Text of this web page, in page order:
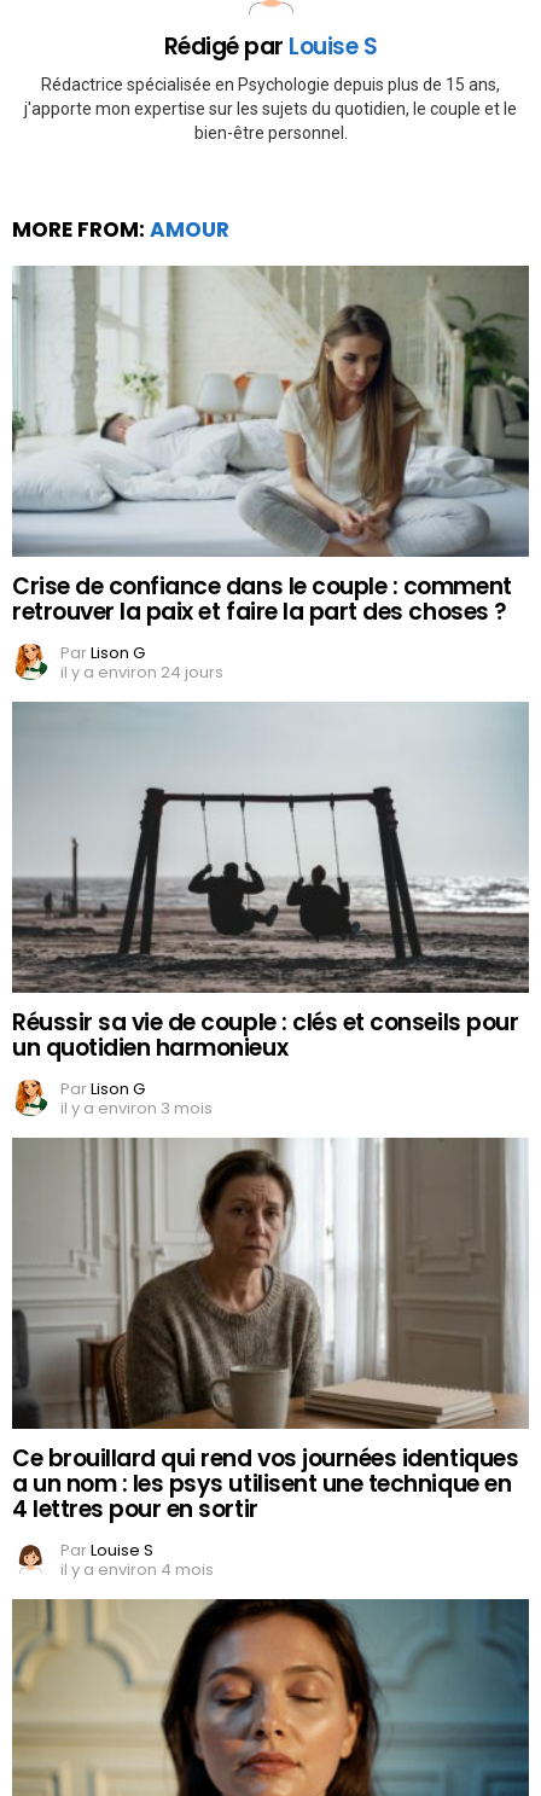
Rédigé par Louise S
Rédactrice spécialisée en Psychologie depuis plus de 15 ans,
j'apporte mon expertise sur les sujets du quotidien, le couple et le
bien-être personnel.
MORE FROM: AMOUR
Crise de confiance dans le couple : comment
retrouver la paix et faire la part des choses ?
ParLison G
il y a environ 24 jours
Réussir sa vie de couple : clés et conseils pour
un quotidien harmonieux
ParLison G
il y a environ 3 mois
Ce brouillard qui rend vos journées identiques
a un nom : les psys utilisent une technique en
4 lettres pour en sortir
ParLouise S
il y a environ 4 mois